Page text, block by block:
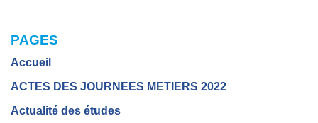
PAGES
Accueil
ACTES DES JOURNEES METIERS 2022
Actualité des études